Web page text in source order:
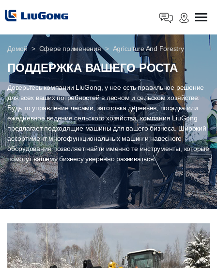
Домой Сфере применения Agriculture And Forestry
ПОДДЕРЖКА ВАШЕГО РОСТА
Доверьтесь компании LiuGong, у нее есть правильное решение
для всех ваших потребностей в лесном и сельском хозяйстве.
Будь то управление лесами, заготовка деревьев, посадка или
ежедневное ведение сельского хозяйства, компания LiuGong
предлагает подходящие машины для вашего бизнеса. Широкий
ассортимент многофункциональных машин и навесного
оборудования позволяет найти именно те инструменты, которые
помогут вашему бизнесу уверенно развиваться.